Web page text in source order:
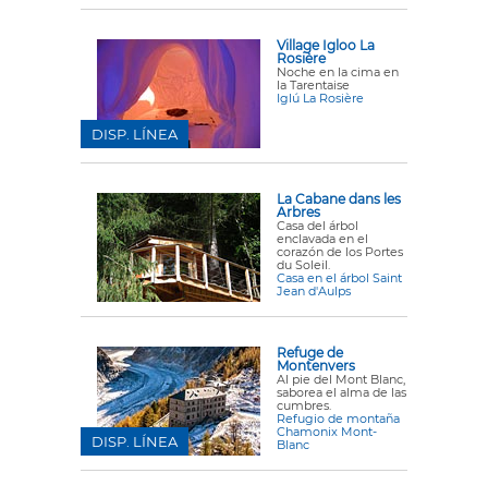
Village Igloo La
Rosière
Noche en la cima en
la Tarentaise
Iglú La Rosière
DISP. LÍNEA
La Cabane dans les
Arbres
Casa del árbol
enclavada en el
corazón de los Portes
du Soleil.
Casa en el árbol Saint
Jean d'Aulps
Refuge de
Montenvers
Al pie del Mont Blanc,
saborea el alma de las
cumbres.
Refugio de montaña
Chamonix Mont-
Blanc
DISP. LÍNEA